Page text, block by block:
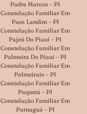
Padre Marcos – PI
Constelação Familiar Em
Paes Landim – PI
Constelação Familiar Em
Pajeú Do Piauí – PI
Constelação Familiar Em
Palmeira Do Piauí – PI
Constelação Familiar Em
Palmeirais – PI
Constelação Familiar Em
Paquetá – PI
Constelação Familiar Em
Parnaguá – PI